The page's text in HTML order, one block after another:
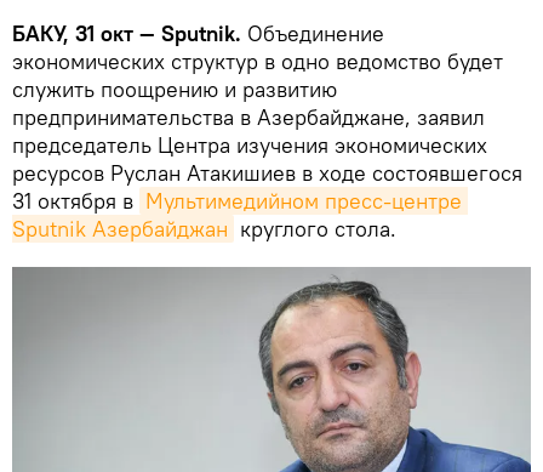
БАКУ, 31 окт — Sputnik. Объединение
экономических структур в одно ведомство будет
служить поощрению и развитию
предпринимательства в Азербайджане, заявил
председатель Центра изучения экономических
ресурсов Руслан Атакишиев в ходе состоявшегося
31 октября в Мультимедийном пресс-центре
Sputnik Азербайджан круглого стола.